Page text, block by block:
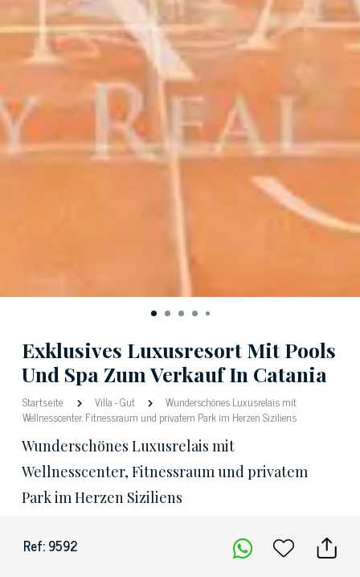
Exklusives Luxusresort Mit Pools
Und Spa Zum Verkauf In Catania
Startseite Villa-Gut
Wunderschönes Luxusrelais mit
Wellnesscenter, Fitnessraum und privatem Park im Herzen Siziliens
Wunderschönes Luxusrelais mit
Wellnesscenter, Fitnessraum und privatem
Park im Herzen Siziliens
Ref: 9592